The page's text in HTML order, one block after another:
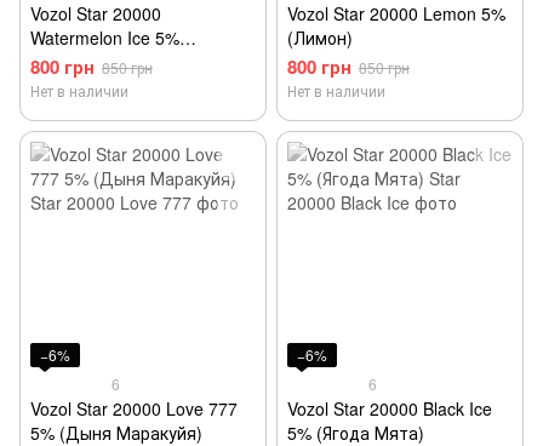
Vozol Star 20000
Watermelon Ice 5%
(Холодный арбуз)
800 грн 850 грн
Нет в наличии
Vozol Star 20000 Lemon 5%
(Лимон)
800 грн 850 грн
Нет в наличии
−6%
6
Vozol Star 20000 Love 777
5% (Дыня Маракуйя)
−6%
6
Vozol Star 20000 Black Ice
5% (Ягода Мята)